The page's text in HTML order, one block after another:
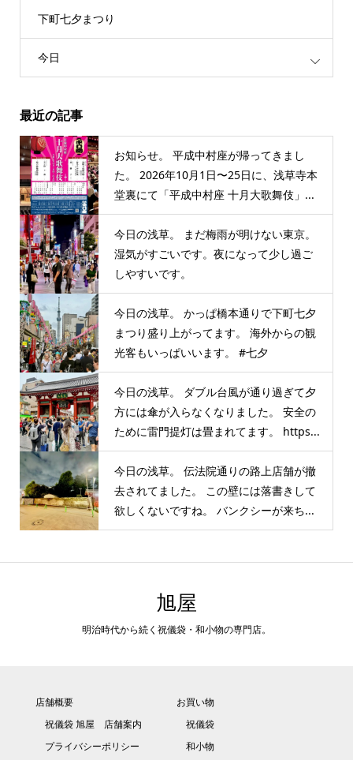
下町七夕まつり
今日
最近の記事
お知らせ。 平成中村座が帰ってきまし
た。 2026年10月1日〜25日に、浅草寺本
堂裏にて「平成中村座 十月大歌舞伎」...
今日の浅草。 まだ梅雨が明けない東京。
湿気がすごいです。夜になって少し過ご
しやすいです。
今日の浅草。 かっぱ橋本通りで下町七夕
まつり盛り上がってます。 海外からの観
光客もいっぱいいます。 #七夕
今日の浅草。 ダブル台風が通り過ぎて夕
方には傘が入らなくなりました。 安全の
ために雷門提灯は畳まれてます。 https...
今日の浅草。 伝法院通りの路上店舗が撤
去されてました。 この壁には落書きして
欲しくないですね。 バンクシーが来ち...
旭屋
明治時代から続く祝儀袋・和小物の専門店。
店舗概要
祝儀袋 旭屋 店舗案内
プライバシーポリシー
お買い物
祝儀袋
和小物